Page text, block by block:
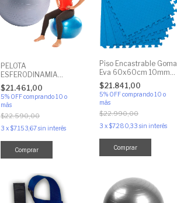
PELOTA
ESFERODINAMIA
EXPERT 75CM
$21.461,00
5% OFFcomprando 10 o
más
$22.590,00
3 x$7.153,67sin interés
Comprar
Piso Encastrable Goma
Eva 60x60cm 10mm
Pack X4 + Bordes
$21.841,00
5% OFFcomprando 10 o
más
$22.990,00
3 x$7.280,33 sin interés
Comprar